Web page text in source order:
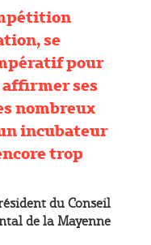
se
pour
ses
nombreux
incubateur
trop
du Conseil
de la Mayenne